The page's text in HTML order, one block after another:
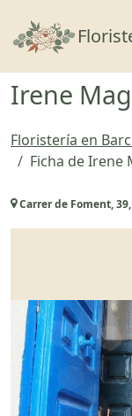
Irene
Floristería en
Ficha de Irene
Carrer de Foment,